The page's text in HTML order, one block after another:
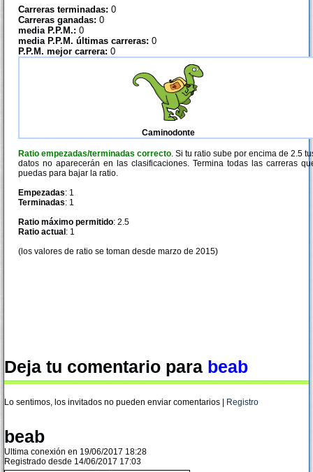
Carreras terminadas: 0
Carreras ganadas: 0
media P.P.M.: 0
media P.P.M. últimas carreras: 0
P.P.M. mejor carrera: 0
Caminodonte
Ratio empezadas/terminadas correcto. Si tu ratio sube por encima de 2.5
datos no aparecerán en las clasificaciones. Termina todas las carreras
puedas para bajar la ratio.
Empezadas: 1
Terminadas: 1
Ratio máximo permitido: 2.5
Ratio actual : 1
(los valores de ratio se toman desde marzo de 2015)
Deja tu comentario para beab
Lo sentimos, los invitados no pueden enviar comentarios | Registro
beab
Ultima conexión en 19/06/2017 18:28
Registrado desde 14/06/2017 17:03